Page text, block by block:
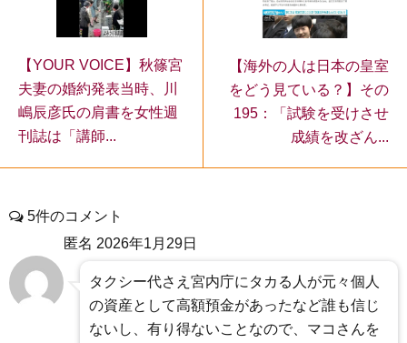
【YOUR VOICE】秋篠宮
夫妻の婚約発表当時、川
嶋辰彦氏の肩書を女性週
刊誌は「講師...
【海外の人は日本の皇室
をどう見ている？】その
195：「試験を受けさせ
成績を改ざん...
5件のコメント
匿名 2026年1月29日
タクシー代さえ宮内庁にタカる人が元々個人
の資産として高額預金があったなど誰も信じ
ないし、有り得ないことなので、マコさんを